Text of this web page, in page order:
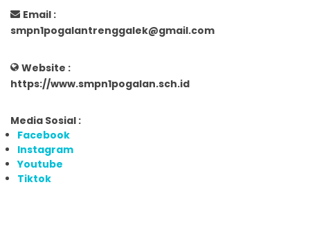
Email :
smpn1pogalantrenggalek@gmail.com
Website :
https://www.smpn1pogalan.sch.id
Media Sosial :
Facebook
Instagram
Youtube
Tiktok